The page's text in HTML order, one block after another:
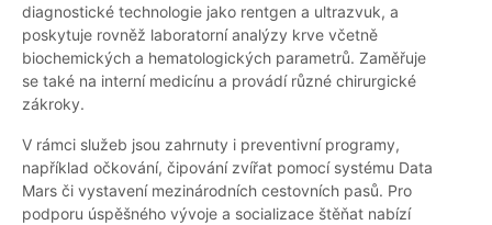
diagnostické technologie jako rentgen a ultrazvuk, a
poskytuje rovněž laboratorní analýzy krve včetně
biochemických a hematologických parametrů. Zaměřuje
se také na interní medicínu a provádí různé chirurgické
zákroky.
V rámci služeb jsou zahrnuty i preventivní programy,
například očkování, čipování zvířat pomocí systému Data
Mars či vystavení mezinárodních cestovních pasů. Pro
podporu úspěšného vývoje a socializace štěňat nabízí